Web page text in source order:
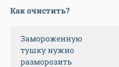
Как очистить?
Замороженную
тушку нужно
разморозить